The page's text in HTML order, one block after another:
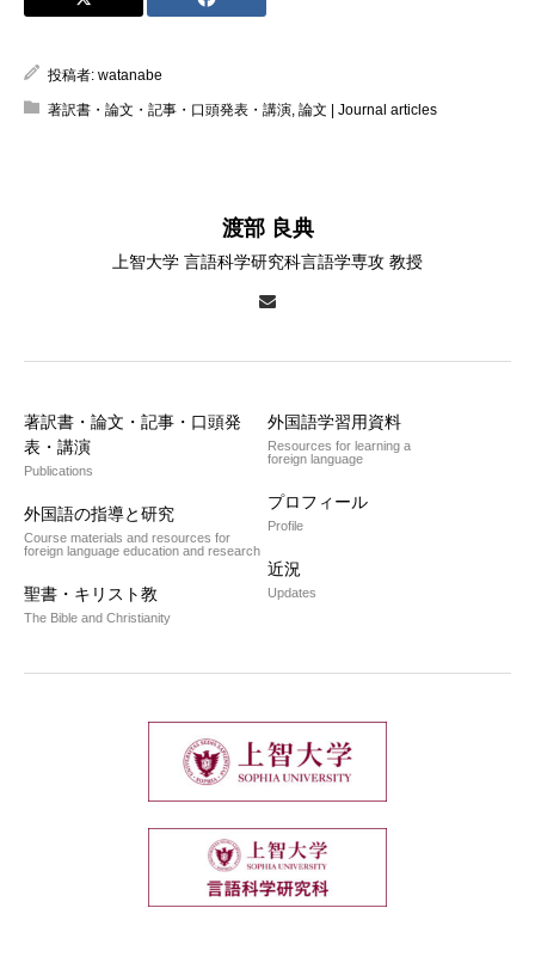
投稿者: watanabe
著訳書・論文・記事・口頭発表・講演, 論文 | Journal articles
渡部 良典
上智大学 言語科学研究科言語学専攻 教授
著訳書・論文・記事・口頭発
表・講演
Publications
外国語の指導と研究
Course materials and resources for
foreign language education and research
聖書・キリスト教
The Bible and Christianity
外国語学習用資料
Resources for learning a
foreign language
プロフィール
Profile
近況
Updates